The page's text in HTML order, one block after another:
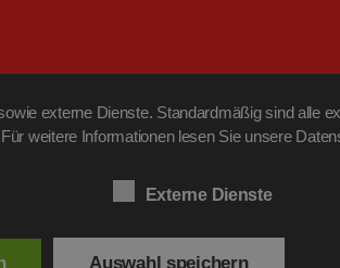
externe Dienste. Standardmäßig sind alle
weitere Informationen lesen Sie unsere
Externe Dienste
Auswahl speichern